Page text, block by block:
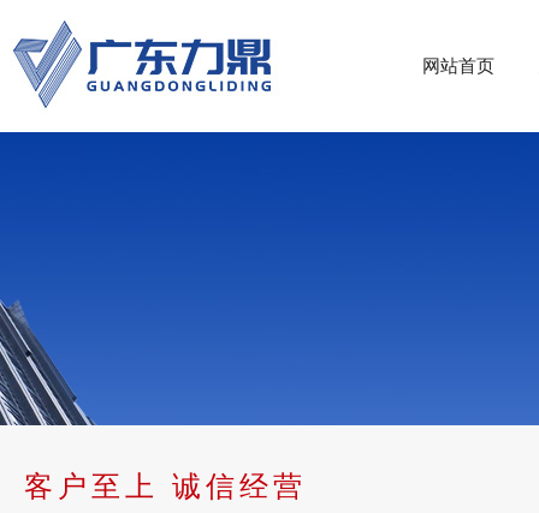
网站首页
客户至上 诚信经营